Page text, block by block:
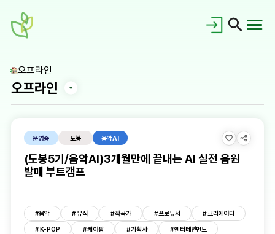
공지사항
홍보갤러리
새싹이란?
오프라인
오프라인
운영중 도봉 음악AI
(도봉5기/음악AI)3개월만에 끝내는 AI 실전 음원
발매 부트캠프
#음악 # 뮤직 # 작곡가 # 프로듀서
# 크리에이터
# K-POP
# 케이팝 # 기획사
# 엔터테인먼트